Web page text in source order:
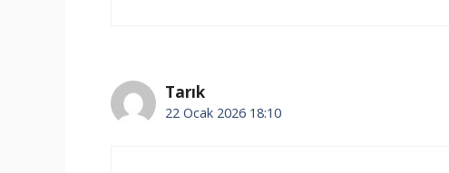
Tarık
22 Ocak 2026 18:10